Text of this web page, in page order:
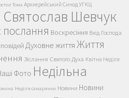
Тома Архиєрейський Синод УГКЦ
Шевчук
Воскресіння Вхід Господа
Духовне життяЖиття
Зіслання Святого Духа Квітна Неділя
Фото Недільна
Неділя самарянки Новини Новини